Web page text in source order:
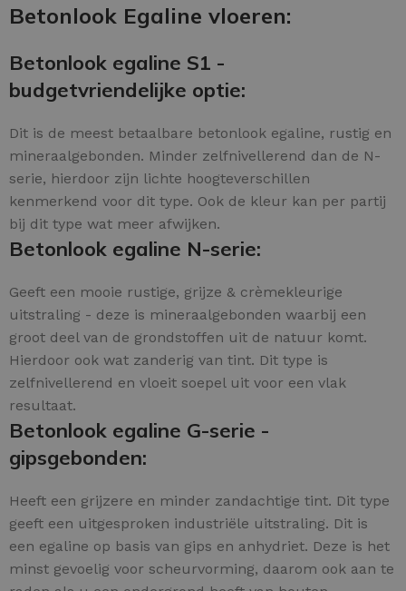
Betonlook Egaline vloeren:
Betonlook egaline S1 -
budgetvriendelijke optie:
Dit is de meest betaalbare betonlook egaline, rustig en
mineraalgebonden. Minder zelfnivellerend dan de N-
serie, hierdoor zijn lichte hoogteverschillen
kenmerkend voor dit type. Ook de kleur kan per partij
bij dit type wat meer afwijken.
Betonlook egaline N-serie:
Geeft een mooie rustige, grijze & crèmekleurige
uitstraling - deze is mineraalgebonden waarbij een
groot deel van de grondstoffen uit de natuur komt.
Hierdoor ook wat zanderig van tint. Dit type is
zelfnivellerend en vloeit soepel uit voor een vlak
resultaat.
Betonlook egaline G-serie -
gipsgebonden:
Heeft een grijzere en minder zandachtige tint. Dit type
geeft een uitgesproken industriële uitstraling. Dit is
een egaline op basis van gips en anhydriet. Deze is het
minst gevoelig voor scheurvorming, daarom ook aan te